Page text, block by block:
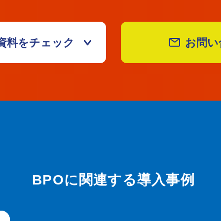
料をチェック お問
BPOに関連する導入事例